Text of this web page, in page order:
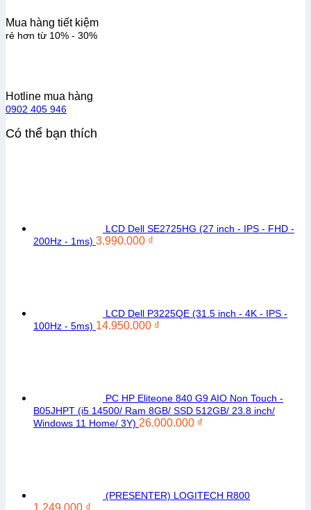
Mua hàng tiết kiệm
rẻ hơn từ 10% - 30%
Hotline mua hàng
0902 405 946
Có thể bạn thích
LCD Dell SE2725HG (27 inch - IPS - FHD -
200Hz - 1ms) 3.990.000 ₫
LCD Dell P3225QE (31.5 inch - 4K - IPS -
100Hz - 5ms) 14.950.000 ₫
PC HP Eliteone 840 G9 AIO Non Touch -
B05JHPT (i5 14500/ Ram 8GB/ SSD 512GB/ 23.8 inch/
Windows 11 Home/ 3Y) 26.000.000 ₫
(PRESENTER) LOGITECH R800
1.249.000 ₫